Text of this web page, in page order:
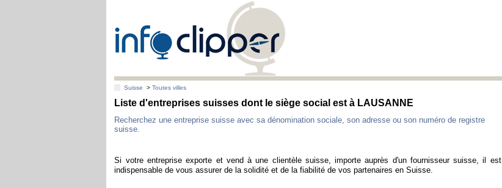
Suisse >Toutes villes
Liste d'entreprises suisses dont le siège social est à LAUSANNE
Recherchez une entreprise suisse avec sa dénomination sociale, son adresse ou son numéro de registre
suisse.
Si votre entreprise exporte et vend à une clientèle suisse, importe auprès d'un fournisseur suisse, il est
indispensable de vous assurer de la solidité et de la fiabilité de vos partenaires en Suisse.